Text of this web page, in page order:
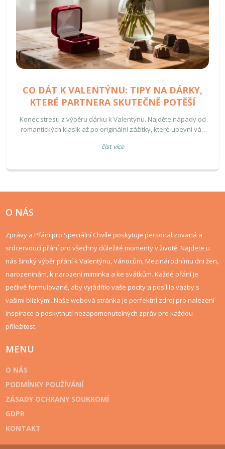
CO DÁT K VALENTÝNU: TIPY NA DÁRKY,
KTERÉ PARTNERA SKUTEČNĚ POTĚŠÍ
Konec stresu z výběru dárku k Valentýnu. Najděte nápady od
romantických klasik až po originální zážitky, které upevní váš
číst více
O NÁS
Zprávy a Přání pro Speciální Chvíle poskytuje personalizovaná a
srdcervoucí přání pro všechny důležité momenty v životě. Najdete u
nás široký výběr přání k Valentýnu, Vánocům, Mezinárodnímu dni žen,
narozeninám, k narození miminka a ke svátkům. Každé přání je
pečlivě formulované, aby vyjádřilo vaše pocity a posílilo vazby s
vašimi blízkými. Naše webová stránka je perfektní zdroj pro nalezení
inspirace a poskytnutí nezapomenutelných zpráv pro každou
příležitost.
MENU
O NÁS
PODMÍNKY POUŽÍVÁNÍ
ZÁSADY OCHRANY SOUKROMÍ
GDPR
KONTAKT